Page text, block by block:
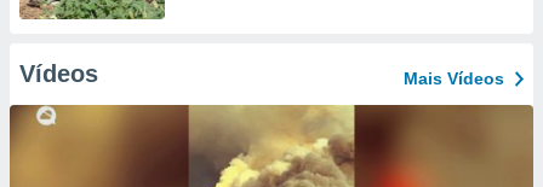
Vídeos Mais Vídeos